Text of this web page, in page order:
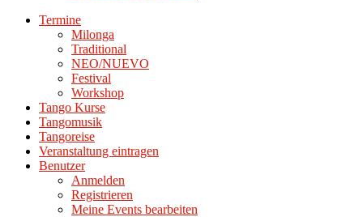
Termine
Milonga
Traditional
NEO/NUEVO
Festival
Workshop
Tango Kurse
Tangomusik
Tangoreise
Veranstaltung eintragen
Benutzer
Anmelden
Registrieren
Meine Events bearbeiten